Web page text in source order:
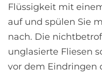
Flüssigkeit mit
auf und spülen Sie
nach. Die
unglasierte Fliesen
vor dem Eindringen